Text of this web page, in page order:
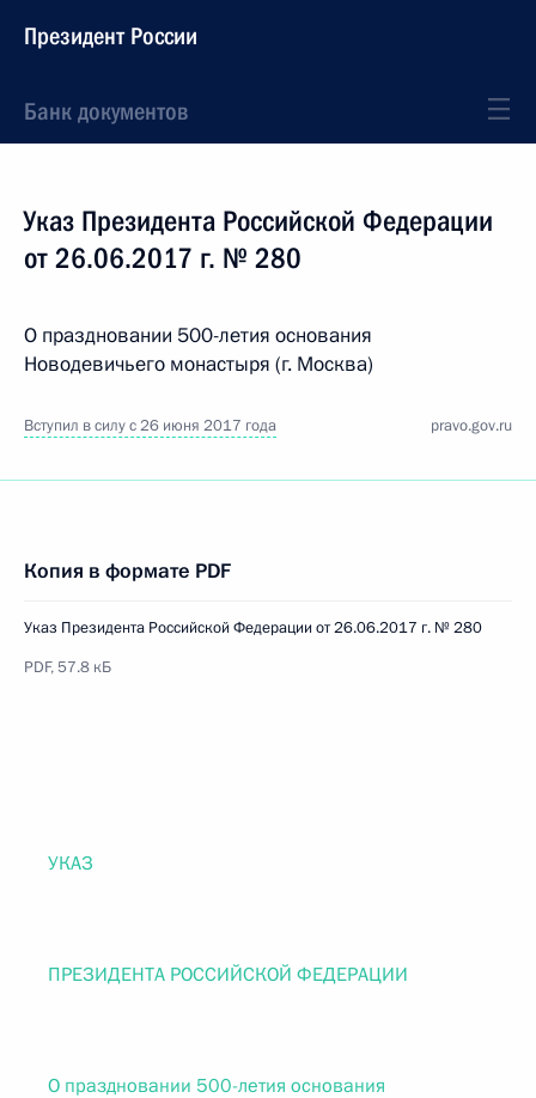
Президент России
Банк документов
Указ Президента Российской Федерации
от 26.06.2017 г. № 280
О праздновании 500-летия основания
Новодевичьего монастыря (г. Москва)
Вступил в силу с 26 июня 2017 года pravo.gov.ru
Копия в формате PDF
Указ Президента Российской Федерации от 26.06.2017 г. № 280
PDF, 57.8 кБ
УКАЗ
ПРЕЗИДЕНТА РОССИЙСКОЙ ФЕДЕРАЦИИ
О праздновании 500-летия основания